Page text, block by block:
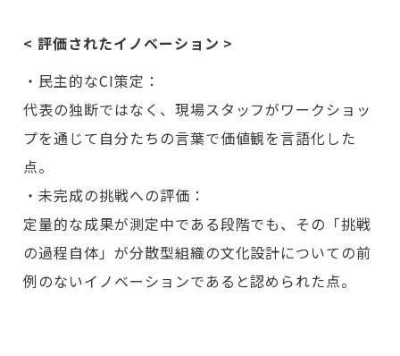
< 評価されたイノベーション >
・民主的なCI策定：
代表の独断ではなく、現場スタッフがワークショッ
プを通じて自分たちの言葉で価値観を言語化した
点。
・未完成の挑戦への評価：
定量的な成果が測定中である段階でも、その「挑戦
の過程自体」が分散型組織の文化設計についての前
例のないイノベーションであると認められた点。